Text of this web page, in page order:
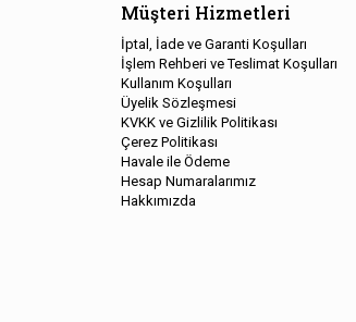
Müşteri Hizmetleri
İptal, İade ve Garanti Koşulları
İşlem Rehberi ve Teslimat Koşulları
Kullanım Koşulları
Üyelik Sözleşmesi
KVKK ve Gizlilik Politikası
Çerez Politikası
Havale ile Ödeme
Hesap Numaralarımız
Hakkımızda